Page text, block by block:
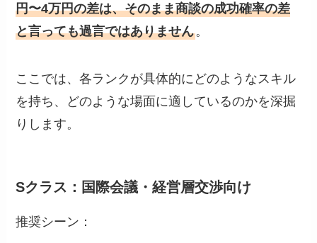
円〜4万円の差は、そのまま商談の成功確率の差
と言っても過言ではありません。
ここでは、各ランクが具体的にどのようなスキル
を持ち、どのような場面に適しているのかを深掘
りします。
Sクラス：国際会議・経営層交渉向け
推奨シーン：